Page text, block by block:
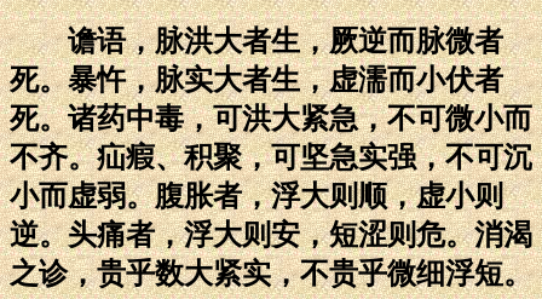
谵语，脉洪大者生，厥逆而脉微者
死。暴忤，脉实大者生，虚濡而小伏者
死。诸药中毒，可洪大紧急，不可微小而
不齐。疝瘕、积聚，可坚急实强，不可沉
小而虚弱。腹胀者，浮大则顺，虚小则
逆。头痛者，浮大则安，短涩则危。消渴
之诊，贵乎数大紧实，不贵乎微细浮短。